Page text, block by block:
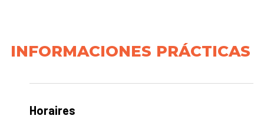
INFORMACIONES PRÁCTICAS
Horaires